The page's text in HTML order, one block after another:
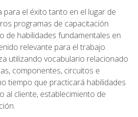
para el éxito tanto en el lugar de
programas de capacitación
de habilidades fundamentales en
relevante para el trabajo.
utilizando vocabulario relacionado
componentes, circuitos e
tiempo que practicará habilidades
al cliente, establecimiento de